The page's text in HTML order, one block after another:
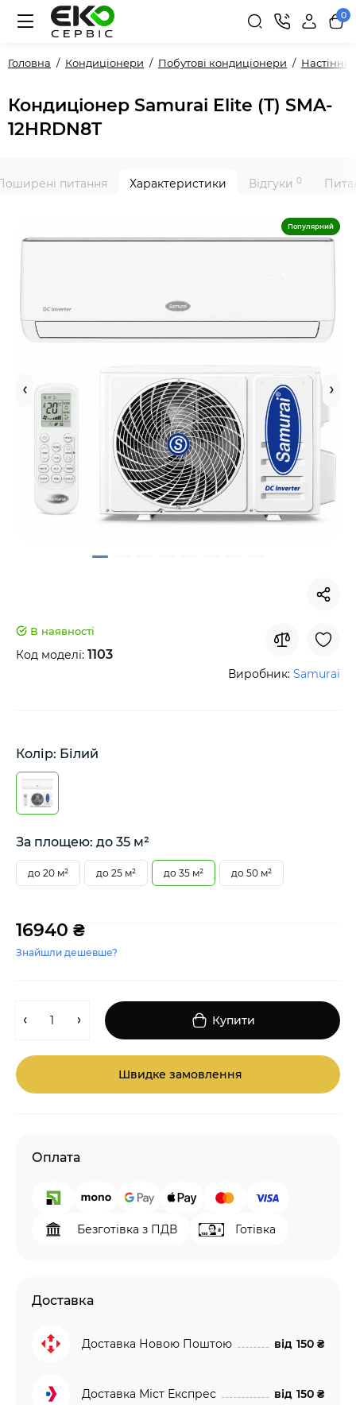
0
Головна Кондиціонери Побутові кондиціонери Настінні
Кондиціонер Samurai Elite (T) SMA-
12HRDN8T
питання Характеристики Відгуки 0
Популярний
В наявності
Код моделі: 1103
Виробник: Samurai
Колір: Білий
За площею: до 35 м²
до 20 м² до 25 м² до 35 м² до 50 м²
16940 ₴
Знайшли дешевше?
Купити
Швидке замовлення
Оплата
Безготівка з ПДВ Готівка
Доставка
Доставка Новою Поштою від 150 ₴
Доставка Міст Експрес від 150 ₴